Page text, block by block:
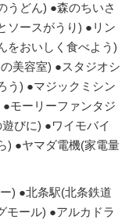
うどん) ●森のちいさ
ソースがうり) ●リン
をおいしく食べよう)
美容室) ●スタジオシ
う) ●マジックミシン
モーリーファンタジ
びに) ●ワイモバイ
) ●ヤマダ電機(家電量
) ●北条駅(北条鉄道
モール) ●アルカドラ